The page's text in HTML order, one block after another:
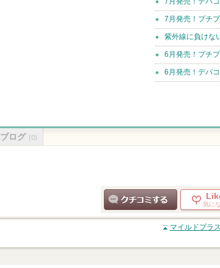
7月発売！プチ
紫外線に負けな
6月発売！プチ
6月発売！デパ
ブログ (0)
クチコミする
気に
マイルドプラ